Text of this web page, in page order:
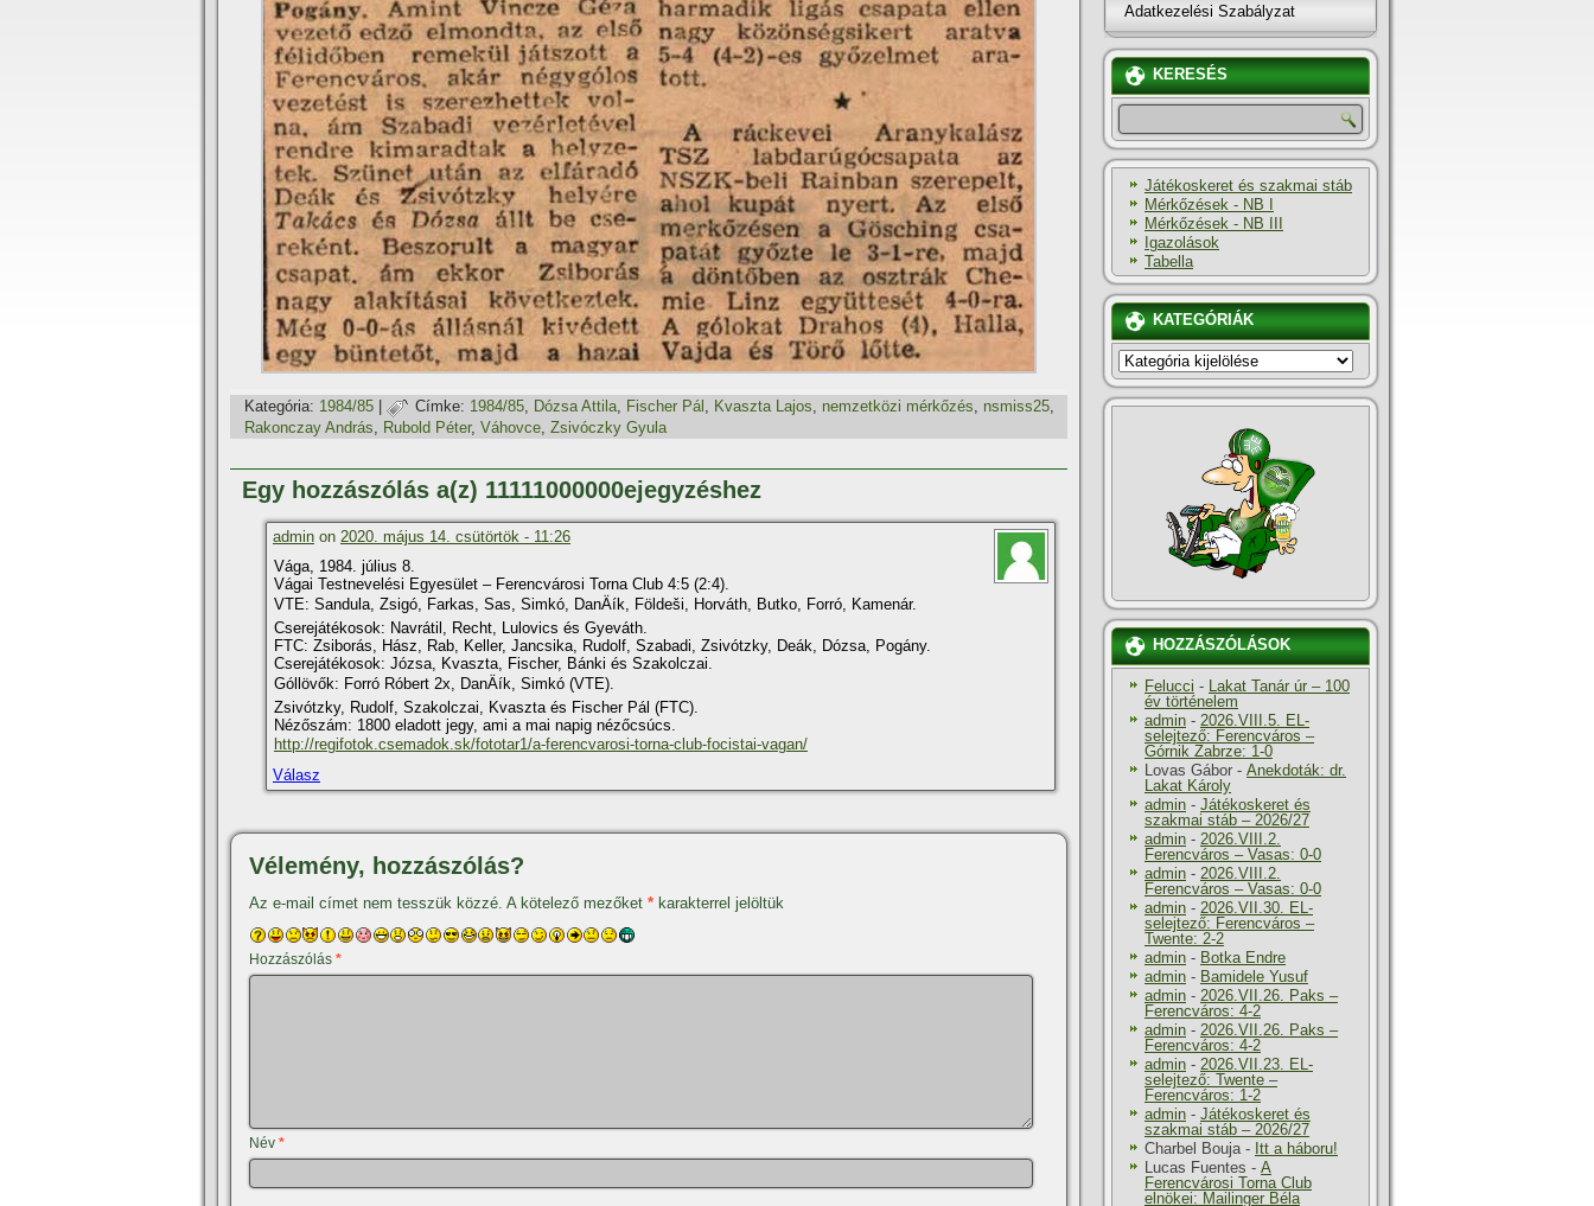
Kategória: 1984/85 Címke: 1984/85, Dózsa Attila, Fischer Pál , Kvaszta Lajos, nemzetközi mérkőzés, nsmiss25,
Rakonczay András, Rubold Péter, Váhovce, Zsivóczky Gyula
Egy hozzászólás a(z) 11111000000ejegyzéshez
admin on 2020. május 14. csütörtök - 11:26
Vága, 1984. július 8.
Vágai Testnevelési Egyesület – Ferencvárosi Torna Club 4:5 (2:4).
VTE: Sandula, Zsigó, Farkas, Sas, Simkó, DanÄí­k, Földeši, Horváth, Butko, Forró, Kamenár.
Cserejátékosok: Navrátil, Recht, Lulovics és Gyeváth.
FTC: Zsiborás, Hász, Rab, Keller, Jancsika, Rudolf, Szabadi, Zsivótzky, Deák, Dózsa, Pogány.
Cserejátékosok: Józsa, Kvaszta, Fischer, Bánki és Szakolczai.
Góllövők: Forró Róbert 2x, DanÄí­k, Simkó (VTE).
Zsivótzky, Rudolf, Szakolczai, Kvaszta és Fischer Pál (FTC).
Nézőszám: 1800 eladott jegy, ami a mai napig nézőcsúcs.
http://regifotok.csemadok.sk/fototar1/a-ferencvarosi-torna-club-focistai-vagan/
Válasz
Vélemény, hozzászólás?
Az e-mail címet nem tesszük közzé. A kötelező mezőket * karakterrel jelöltük
Hozzászólás *
Név *
Adatkezelési Szabályzat
KERESÉS
Játékoskeret és szakmai stáb
Mérkőzések - NB I
Mérkőzések - NB III
Igazolások
Tabella
KATEGÓRIÁK
KATEGÓRIÁK
HOZZÁSZÓLÁSOK
Felucci - Lakat Tanár úr – 100
év történelem
admin - 2026.VIII.5. EL-
selejtező: Ferencváros –
Górnik Zabrze: 1-0
Lovas Gábor - Anekdoták: dr.
Lakat Károly
admin - Játékoskeret és
szakmai stáb – 2026/27
admin - 2026.VIII.2.
Ferencváros – Vasas: 0-0
admin - 2026.VIII.2.
Ferencváros – Vasas: 0-0
admin - 2026.VII.30. EL-
selejtező: Ferencváros –
Twente: 2-2
admin - Botka Endre
admin - Bamidele Yusuf
admin - 2026.VII.26. Paks –
Ferencváros: 4-2
admin - 2026.VII.26. Paks –
Ferencváros: 4-2
admin - 2026.VII.23. EL-
selejtező: Twente –
Ferencváros: 1-2
admin - Játékoskeret és
szakmai stáb – 2026/27
Charbel Bouja- Itt a háboru!
Lucas Fuentes - A
Ferencvárosi Torna Club
elnökei: Mailinger Béla